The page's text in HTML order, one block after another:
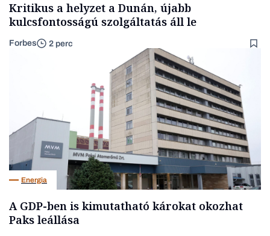
Kritikus a helyzet a Dunán, újabb
kulcsfontosságú szolgáltatás áll le
Forbes 2 perc
Energia
A GDP-ben is kimutatható károkat okozhat
Paks leállása